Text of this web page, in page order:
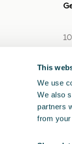
This
We use
We also
partners
from